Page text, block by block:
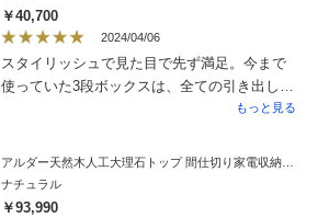
￥40,700
2024/04/06
スタイリッシュで見た目で先ず満足。今まで
使っていた3段ボックスは、全ての引き出しが
連動していたので、開けるのかしんどかっ
で、楽になりました。
もっと見る
アルダー天然木人工大理石トップ 間仕切り家電収納キッチンカウンター 幅144cm
ナチュラル
￥93,990